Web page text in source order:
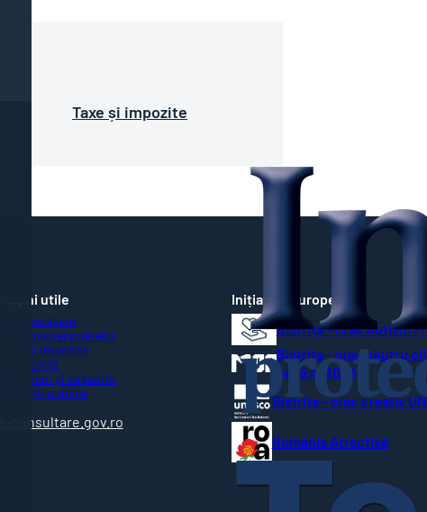
Taxe și impozite
Pagini utile
Acte necesare
Evidența persoanelor
Taxe și impozite
Stare civilă
Urbanism și cadastru
Achiziții publice
e-consultare.gov.ro
Inițiative Europene
Bistrița - Oraș Autism
Bistrița - oraș neutru
până în 2035
Bistrița - oraș creativ
România Atractivă